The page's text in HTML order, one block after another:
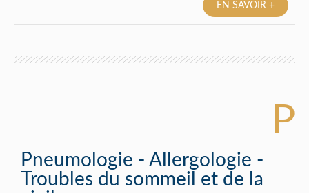
EN SAVOIR +
P
Pneumologie - Allergologie -
Troubles du sommeil et de la